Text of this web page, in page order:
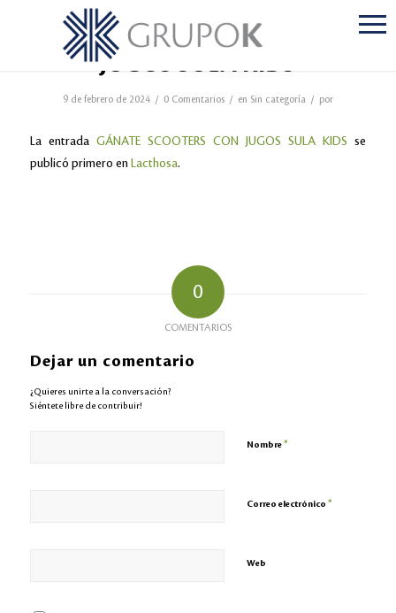
GÁNATE SCOOTERS CON
JUGOS SULA KIDS
9 de febrero de 2024 / 0 Comentarios / en Sin categoría / por
La entrada GÁNATE SCOOTERS CON JUGOS SULA KIDS se
publicó primero en Lacthosa.
0
COMENTARIOS
Dejar un comentario
¿Quieres unirte a la conversación?
Siéntete libre de contribuir!
Nombre*
Correo electrónico *
Web